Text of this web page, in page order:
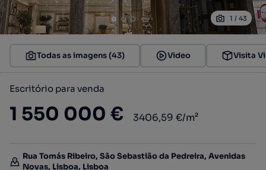
1 / 43
Todas as imagens (43) Video Visita
Escritório para venda
1 550 000 € 3406,59 €/m²
Rua Tomás Ribeiro, São Sebastião da Pedreira, Avenidas
Novas, Lisboa, Lisboa